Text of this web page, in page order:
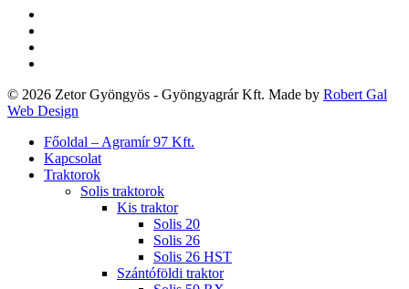
© 2026 Zetor Gyöngyös - Gyöngyagrár Kft. Made by Robert Gal
Web Design
Close
Menu
Főoldal – Agramír 97 Kft.
Kapcsolat
Traktorok
Solis traktorok
Kis traktor
Solis 20
Solis 26
Solis 26 HST
Szántóföldi traktor